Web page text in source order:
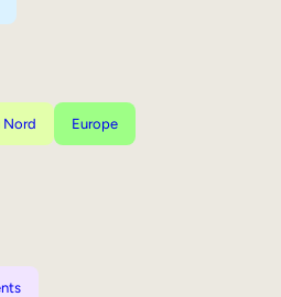
Nord Europe